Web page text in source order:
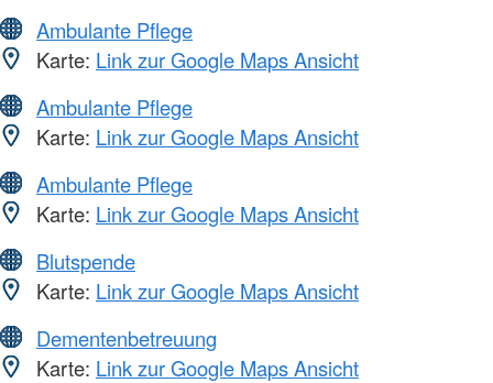
Ambulante Pflege
Karte: Link zur Google Maps Ansicht
Ambulante Pflege
Karte: Link zur Google Maps Ansicht
Ambulante Pflege
Karte: Link zur Google Maps Ansicht
Blutspende
Karte: Link zur Google Maps Ansicht
Dementenbetreuung
Karte: Link zur Google Maps Ansicht